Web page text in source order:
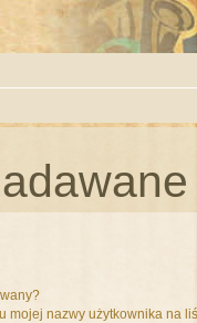
mojej nazwy użytkownika na